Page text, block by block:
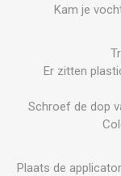
Kam je
Er zitten
Schroef de dop
Plaats de